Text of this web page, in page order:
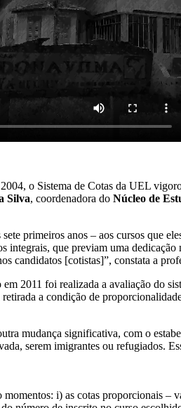
o Sistema de Cotas da UEL
Silva, coordenadora do Núcleo de
primeiros anos – aos cursos que
integrais, que previam uma
candidatos [cotistas]”, constata a
2011 foi realizada a avaliação do
a condição de
mudança significativa, com o
serem imigrantes ou refugiados.
i) as cotas proporcionais